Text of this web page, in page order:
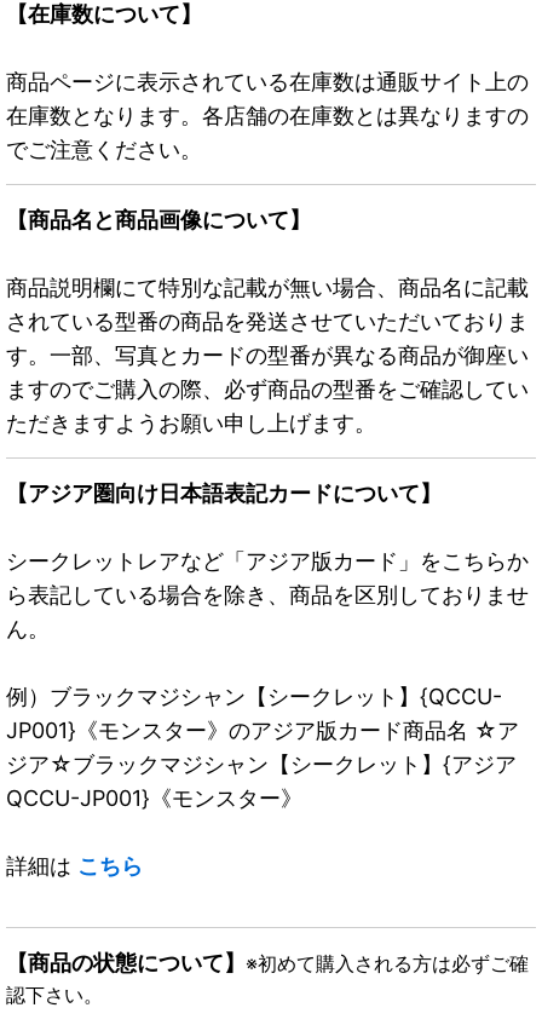
【在庫数について】
商品ページに表示されている在庫数は通販サイト上の
在庫数となります。各店舗の在庫数とは異なりますの
でご注意ください。
【商品名と商品画像について】
商品説明欄にて特別な記載が無い場合、商品名に記載
されている型番の商品を発送させていただいておりま
す。一部、写真とカードの型番が異なる商品が御座い
ますのでご購入の際、必ず商品の型番をご確認してい
ただきますようお願い申し上げます。
【アジア圏向け日本語表記カードについて】
シークレットレアなど「アジア版カード」をこちらか
ら表記している場合を除き、商品を区別しておりませ
ん。
例）ブラックマジシャン【シークレット】{QCCU-
JP001}《モンスター》のアジア版カード商品名 ☆ア
ジア☆ブラックマジシャン【シークレット】{アジア
QCCU-JP001}《モンスター》
詳細は こちら
【商品の状態について】 ※初めて購入される方は必ずご確
認下さい。